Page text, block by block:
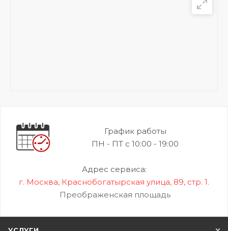
График работы
ПН - ПТ с 10:00 - 19:00
Адрес сервиса:
г. Москва, Краснобогатырская улица, 89, стр. 1.
Преображенская площадь